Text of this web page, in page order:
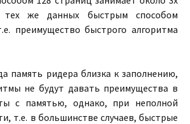
тех же данных быстрым способом
преимущество быстрого алгоритма
память ридера близка к заполнению,
не будут давать преимущества в
с памятью, однако, при неполной
т.е. в большинстве случаев, быстрые